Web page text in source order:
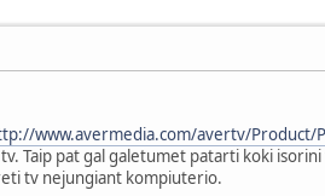
www.avermedia.com/avertv/Product/
Taip pat gal galetumet patarti koki
tv nejungiant kompiuterio.